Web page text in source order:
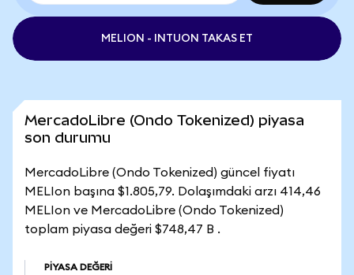
MELION - INTUON TAKAS ET
MercadoLibre (Ondo Tokenized) piyasa
son durumu
MercadoLibre (Ondo Tokenized) güncel fiyatı
MELIon başına $1.805,79. Dolaşımdaki arzı 414,46
MELIon ve MercadoLibre (Ondo Tokenized)
toplam piyasa değeri $748,47 B .
PIYASA DEĞERI